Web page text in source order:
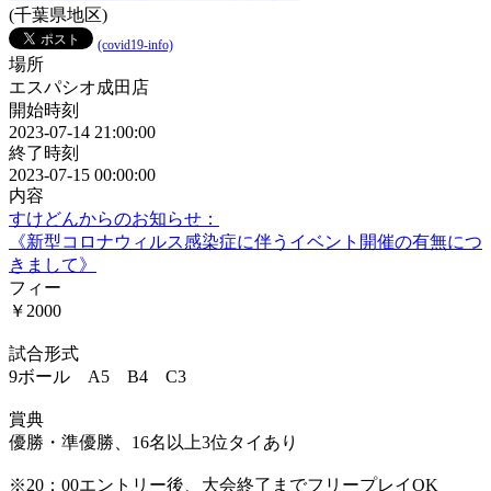
(千葉県地区)
(covid19-info)
場所
エスパシオ成田店
開始時刻
2023-07-14 21:00:00
終了時刻
2023-07-15 00:00:00
内容
すけどんからのお知らせ：
《新型コロナウィルス感染症に伴うイベント開催の有無につ
きまして》
フィー
￥2000
試合形式
9ボール A5 B4 C3
賞典
優勝・準優勝、16名以上3位タイあり
※20：00エントリー後、大会終了までフリープレイOK